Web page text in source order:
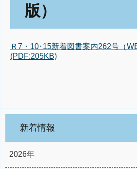
版）
Ｒ7・10･15新着図書案内262号（
(PDF:205KB)
新着情報
2026年